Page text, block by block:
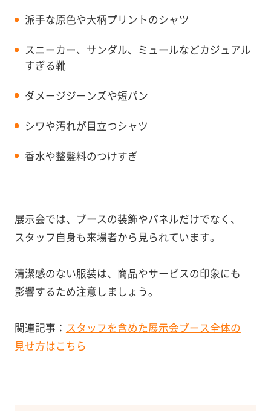
派手な原色や大柄プリントのシャツ
スニーカー、サンダル、ミュールなどカジュアル
すぎる靴
ダメージジーンズや短パン
シワや汚れが目立つシャツ
香水や整髪料のつけすぎ
展示会では、ブースの装飾やパネルだけでなく、
スタッフ自身も来場者から見られています。
清潔感のない服装は、商品やサービスの印象にも
影響するため注意しましょう。
関連記事： スタッフを含めた展示会ブース全体の
見せ方はこちら